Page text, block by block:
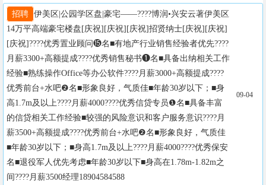
招聘 伊美区|公园学区盘|豪宅——????博润•兴安云著伊美区
14万平高端豪宅楼盘[庆祝][庆祝][庆祝]招贤纳士[庆祝][庆祝]
[庆祝]????优秀置业顾问⓯名■有地产行业销售经验者优先????
月薪3300+高额提成????优秀销售秘书❶名■具备出纳相关工作
经验■熟练操作Office等办公软件????月薪3000+高额提成????
优秀前台+水吧❷名■形象良好，气质佳■年龄30岁以下；■身
高1.7m及以上????月薪4000????优秀信贷专员❶名■具备丰富
的信贷相关工作经验■较强的风险意识和客户服务意识????月
薪3500+高额提成????优秀前台+水吧❷名■形象良好，气质佳
■年龄30岁以下；■身高1.7m及以上????月薪4000????优秀保安
名■退役军人优先考虑■年龄30岁以下■身高在1.78m-1.82m之
间????月薪3500经理18904584588
09-04